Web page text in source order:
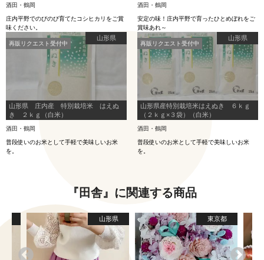
酒田・鶴岡
庄内平野でのびのび育てたコシヒカリをご賞
味ください。
酒田・鶴岡
安定の味！庄内平野で育ったひとめぼれをご
賞味あれ～
山形県
山形県 庄内産 特別栽培米 はえぬ
き ２ｋｇ（白米）
酒田・鶴岡
普段使いのお米として手軽で美味しいお米
を。
再販リクエスト受付中
山形県
山形県産特別栽培米はえぬき ６ｋｇ
（２ｋｇ×３袋）（白米）
酒田・鶴岡
普段使いのお米として手軽で美味しいお米
を。
再販リクエスト受付中
『田舎』に関連する商品
県 山形県 東京都